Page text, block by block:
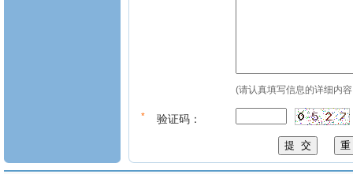
(请认真填写信息的详细内
* 验证码：